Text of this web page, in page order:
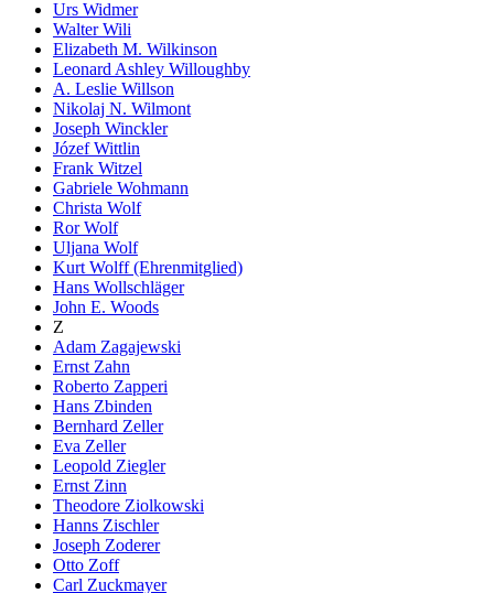
Urs Widmer
Walter Wili
Elizabeth M. Wilkinson
Leonard Ashley Willoughby
A. Leslie Willson
Nikolaj N. Wilmont
Joseph Winckler
Józef Wittlin
Frank Witzel
Gabriele Wohmann
Christa Wolf
Ror Wolf
Uljana Wolf
Kurt Wolff (Ehrenmitglied)
Hans Wollschläger
John E. Woods
Z
Adam Zagajewski
Ernst Zahn
Roberto Zapperi
Hans Zbinden
Bernhard Zeller
Eva Zeller
Leopold Ziegler
Ernst Zinn
Theodore Ziolkowski
Hanns Zischler
Joseph Zoderer
Otto Zoff
Carl Zuckmayer